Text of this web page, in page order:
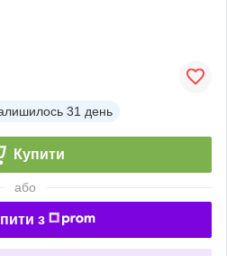
31 день
Купити
або
з